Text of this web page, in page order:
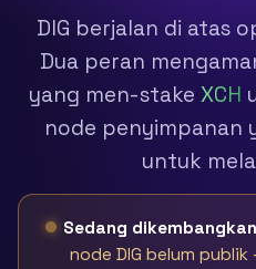
DIG berjalan di atas
Dua peran
yang men-stake XCH
node penyimpanan
untuk
Sedang
node DIG belum